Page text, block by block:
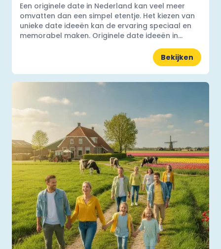
Een originele date in Nederland kan veel meer
omvatten dan een simpel etentje. Het kiezen van
unieke date ideeën kan de ervaring speciaal en
memorabel maken. Originele date ideeën in...
Bekijken